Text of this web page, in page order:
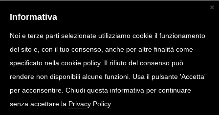
Informativa
Noi e terze parti selezionate utilizziamo cookie il funzionamento
del sito e, con il tuo consenso, anche per altre finalità come
specificato nella cookie policy. Il rifiuto del consenso può
rendere non disponibili alcune funzioni. Usa il pulsante 'Accetta'
per acconsentire. Chiudi questa informativa per continuare
senza accettare la Privacy Policy